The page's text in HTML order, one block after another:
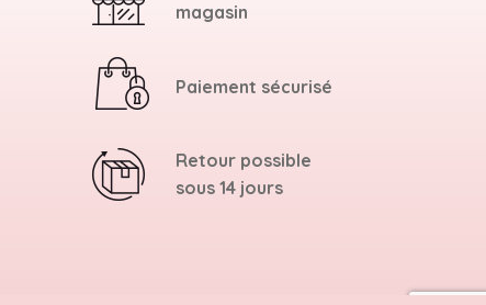
magasin
Paiement sécurisé
Retour possible
sous 14 jours